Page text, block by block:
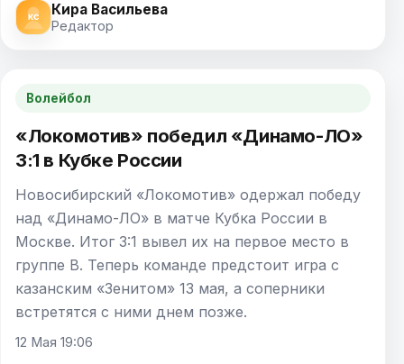
Кира Васильева
Редактор
Волейбол
«Локомотив» победил «Динамо-ЛО»
3:1 в Кубке России
Новосибирский «Локомотив» одержал победу
над «Динамо-ЛО» в матче Кубка России в
Москве. Итог 3:1 вывел их на первое место в
группе B. Теперь команде предстоит игра с
казанским «Зенитом» 13 мая, а соперники
встретятся с ними днем позже.
12 Мая 19:06